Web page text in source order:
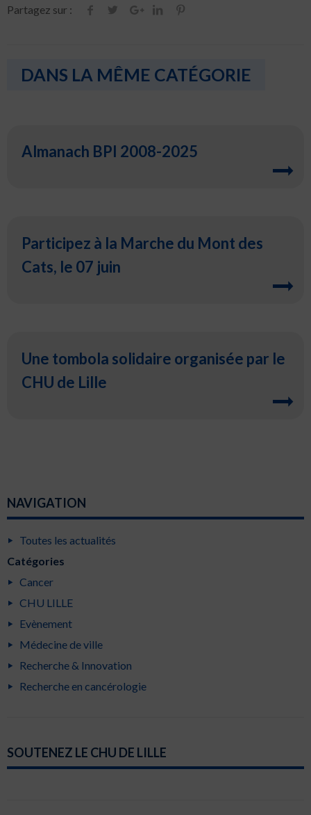
Partagez sur :
DANS LA MÊME CATÉGORIE
Almanach BPI 2008-2025
Participez à la Marche du Mont des
Cats, le 07 juin
Une tombola solidaire organisée par le
CHU de Lille
NAVIGATION
Toutes les actualités
Catégories
Cancer
CHU LILLE
Evènement
Médecine de ville
Recherche & Innovation
Recherche en cancérologie
SOUTENEZ LE CHU DE LILLE